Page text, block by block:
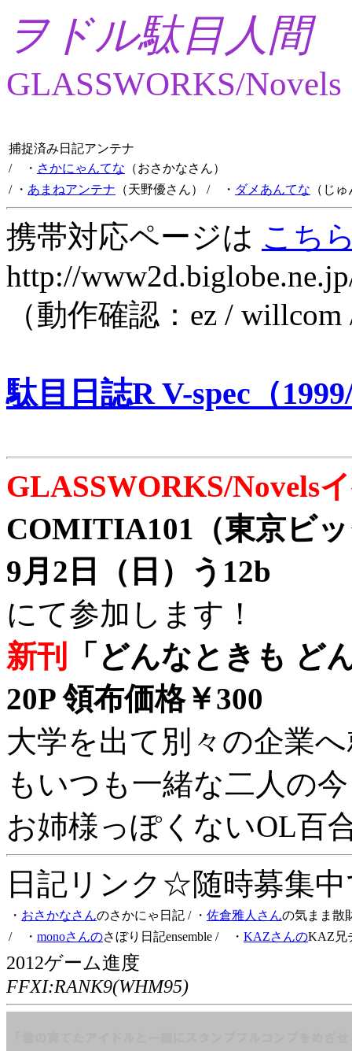
ヲドル駄目人間
GLASSWORKS/Novels
捕捉済み日記アンテナ
/ ・ さかにゃんてな （おさかなさん）
/ ・ あまねアンテナ （天野優さん） / ・ ダメあんてな （じ
携帯対応ページは こち
http://
（動作確認：ez /
駄目日誌R V-spec（
GLASSWORKS/Novels
COMITIA101（東京ビ
9月2日（日）う12b
にて参加します！
新刊
「どんなときも ど
20P 領布価格￥300
大学を出て別々の企業
もいつも一緒な二人の
お姉様っぽくないOL百
日記リンク☆随時募集
・ おさかなさんのさかにゃ日記 / ・ 佐倉雅人さんの気まま散
/ ・ monoさんのさぼり日記ensemble / ・ KAZさんのKAZ兄
2012ゲーム進度
FFXI:RANK9(WHM95)